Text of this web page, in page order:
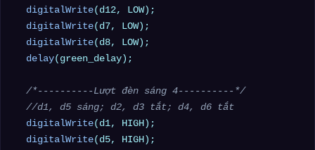
digitalWrite(d12, LOW);
digitalWrite(d7, LOW);
digitalWrite(d8, LOW);
delay(green_delay);
/*----------Lượt đèn sáng 4----------*/
//d1, d5 sáng; d2, d3 tắt; d4, d6 tắt
digitalWrite(d1, HIGH);
digitalWrite(d5, HIGH);